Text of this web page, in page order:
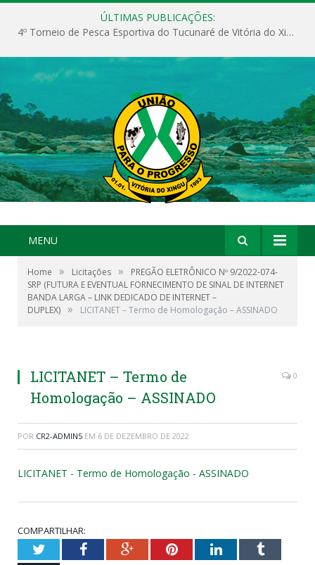
ÚLTIMAS PUBLICAÇÕES:
4º Torneio de Pesca Esportiva do Tucunaré de Vitória do Xingu
MENU
Home » Licitações »
PREGÃO ELETRÔNICO Nº 9/2022-074-
SRP (FUTURA E EVENTUAL FORNECIMENTO DE SINAL DE INTERNET
BANDA LARGA – LINK DEDICADO DE INTERNET –
DUPLEX) » LICITANET – Termo de Homologação – ASSINADO
LICITANET – Termo de
Homologação – ASSINADO
0
POR CR2-ADMIN5 EM 6 DE DEZEMBRO DE 2022
LICITANET - Termo de Homologação - ASSINADO
COMPARTILHAR:
TwitterFacebookGoogle+PinterestLinkedInTumblr